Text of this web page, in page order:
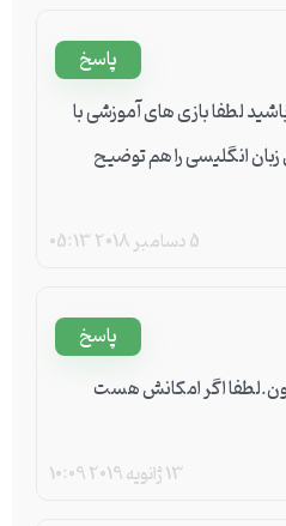
5 دسامبر 2018 05:13
لطفا بازی های آموزشی با
انگلیسی را هم توضیح
پاسخ
13 ژانویه 2019 10:09
اگر امکانش هست
پاسخ